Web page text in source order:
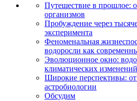
Путешествие в прошлое:
организмов
Пробуждение через
эксперимента
Феноменальная
водоросли как
Эволюционное окно:
климатических изменений
Широкие перспективы:
астробиологии
Обсудим